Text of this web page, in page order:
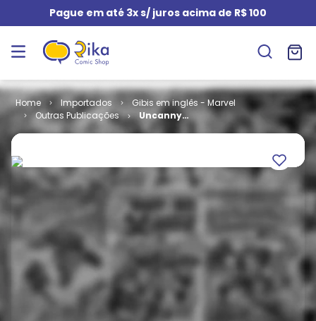
Pague em até 3x s/ juros acima de R$ 100
Importados
Gibis em inglês - Marvel
Outras Publicações
Uncanny
Inhumans #